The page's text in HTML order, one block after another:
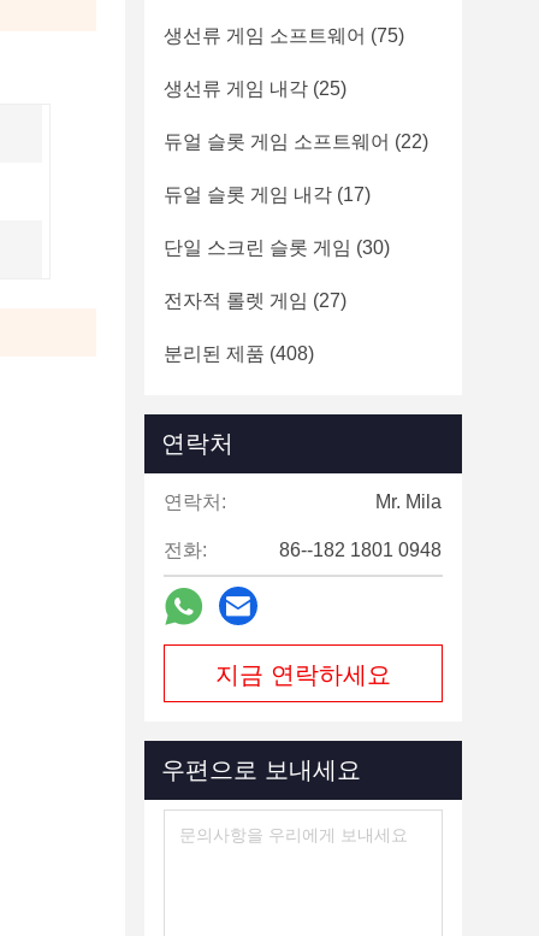
생선류 게임 소프트웨어 (75)
생선류 게임 내각 (25)
듀얼 슬롯 게임 소프트웨어 (22)
듀얼 슬롯 게임 내각 (17)
단일 스크린 슬롯 게임 (30)
전자적 롤렛 게임 (27)
분리된 제품 (408)
연락처
연락처: Mr. Mila
전화: 86--182 1801 0948
지금 연락하세요
우편으로 보내세요